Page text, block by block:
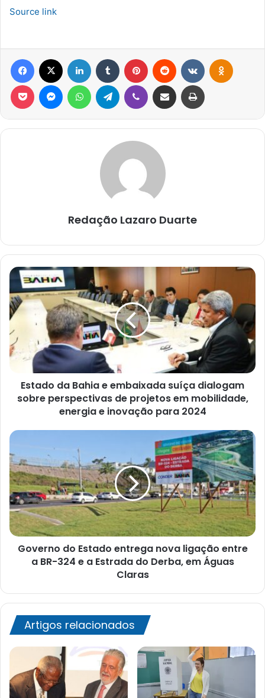
Source link
Facebook Linkedin Tumblr Pinterest Reddit
Pocket MessengerWhatsAppTelegram Viber Compartilhar via e-mail Imprimir
Redação Lazaro Duarte
Estado
Bahia
e
embaixada
suíça
dialogam
sobre
perspectivas
projetos
energia
inovação
para
2024
Estado da Bahia e embaixada suíça dialogam
sobre perspectivas de projetos em mobilidade,
energia e inovação para 2024
Governo
Estado
entrega
nova
ligação
entre
a
BR-
324
do
em
Águas
Claras
Governo do Estado entrega nova ligação entre
a BR-324 e a Estrada do Derba, em Águas
Claras
Artigos relacionados